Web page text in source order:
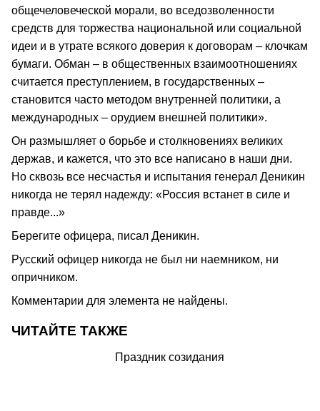
общечеловеческой морали, во вседозволенности
средств для торжества национальной или социальной
идеи и в утрате всякого доверия к договорам – клочкам
бумаги. Обман – в общественных взаимоотношениях
считается преступлением, в государственных –
становится часто методом внутренней политики, а
международных – орудием внешней политики».
Он размышляет о борьбе и столкновениях великих
держав, и кажется, что это все написано в наши дни.
Но сквозь все несчастья и испытания генерал Деникин
никогда не терял надежду: «Россия встанет в силе и
правде...»
Берегите офицера, писал Деникин.
Русский офицер никогда не был ни наемником, ни
опричником.
Комментарии для элемента не найдены.
ЧИТАЙТЕ ТАКЖЕ
Праздник созидания